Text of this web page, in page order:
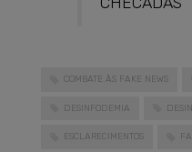
COMBATE ÀS FAKE NEWS
DESINFODEMIA
ESCLARECIMENTOS